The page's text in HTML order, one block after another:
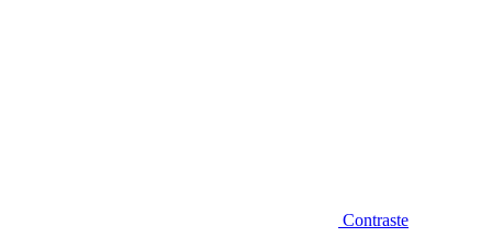
Contraste